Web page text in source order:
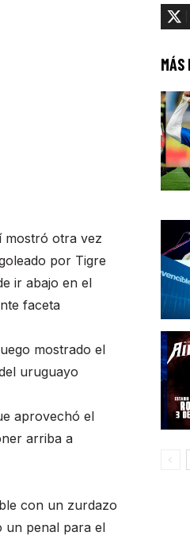
mostró otra vez
por Tigre
ir abajo en el
faceta
mostrado el
uruguayo
aprovechó el
arriba a
con un zurdazo
un penal para el
MÁS